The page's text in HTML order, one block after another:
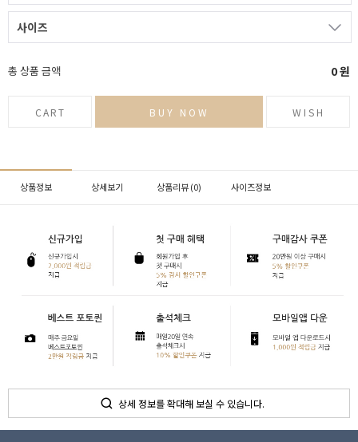
사이즈
총 상품 금액 0원
CART BUY NOW WISH
상품정보 상세보기 상품리뷰 (0) 사이즈정보
상세 정보를 확대해 보실 수 있습니다.